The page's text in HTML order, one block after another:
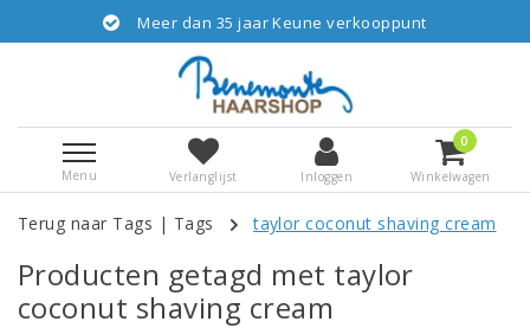
Meer dan 35 jaar Keune verkooppunt
Menu Verlanglijst Inloggen
0
Winkelwagen
Terug naar Tags | Tags taylor coconut shaving cream
Producten getagd met taylor
coconut shaving cream